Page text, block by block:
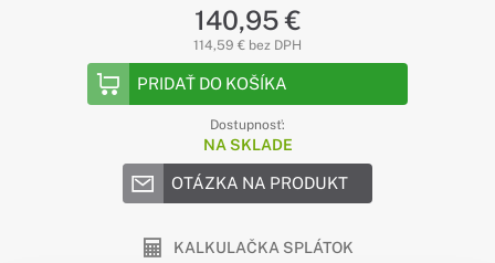
140,95 €
114,59 € bez DPH
PRIDAŤ DO KOŠÍKA
Dostupnosť:
NA SKLADE
OTÁZKA NA PRODUKT
KALKULAČKA SPLÁTOK